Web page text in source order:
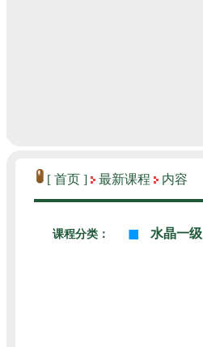
[ 首页 ] 最新课程 内容
课程分类： ■ 水晶一级